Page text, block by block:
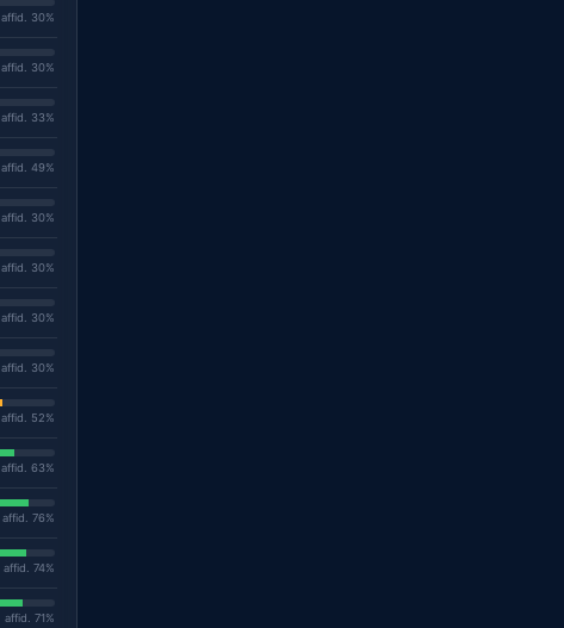
affid. 30%
affid. 30%
affid. 33%
affid. 49%
affid. 30%
affid. 30%
affid. 30%
affid. 30%
affid. 52%
affid. 63%
affid. 76%
affid. 74%
affid. 71%